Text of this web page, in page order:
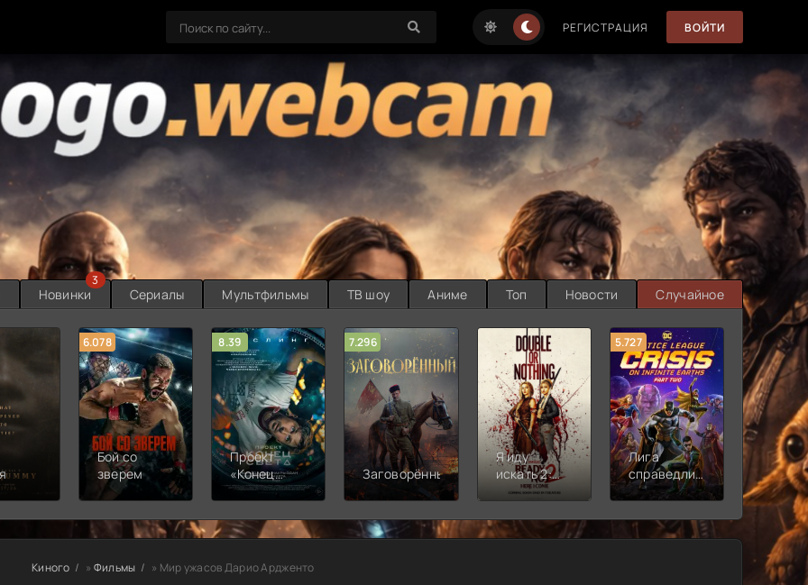
РЕГИСТРАЦИЯ ВОЙТИ
Новинки
3
Сериалы Мультфильмы ТВ шоу Аниме Топ Новости Случайное
6.078
Бой со
зверем
8.39
Проект
«Конец
света»
7.296
Заговорённый
Я иду
искать 2:
Вот и я
5.727
Лига
справедливости:
Кризис на
землях.
Часть 2
8.889
Новая
смена
Киного » Фильмы » Мир ужасов Дарио Ардженто